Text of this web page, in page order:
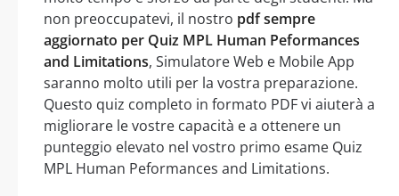
non preoccupatevi, il nostro pdf sempre
aggiornato per Quiz MPL Human Peformances
and Limitations, Simulatore Web e Mobile App
saranno molto utili per la vostra preparazione.
Questo quiz completo in formato PDF vi aiuterà a
migliorare le vostre capacità e a ottenere un
punteggio elevato nel vostro primo esame Quiz
MPL Human Peformances and Limitations.